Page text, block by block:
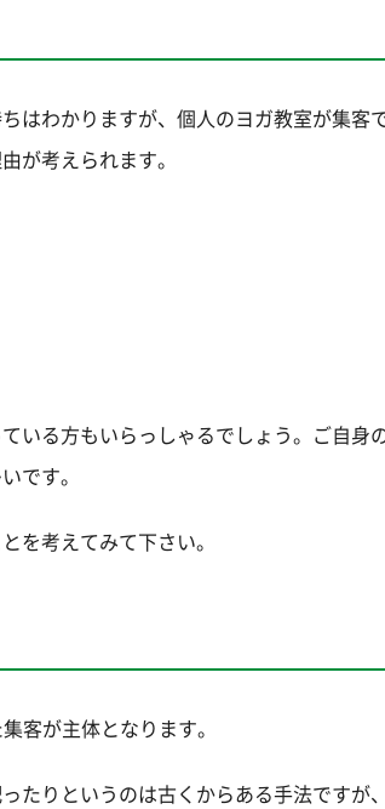
はわかりますが、個人のヨガ教室が集客
が考えられます。
いる方もいらっしゃるでしょう。ご自身
です。
を考えてみて下さい。
客が主体となります。
たりというのは古くからある手法ですが